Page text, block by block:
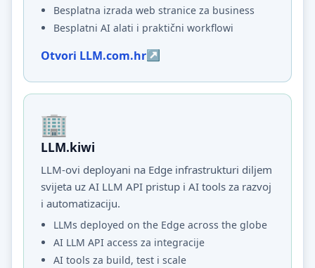
Besplatna izrada web stranice za business
Besplatni AI alati i praktični workflowi
Otvori LLM.com.hr
LLM.kiwi
LLM-ovi deployani na Edge infrastrukturi diljem
svijeta uz AI LLM API pristup i AI tools za razvoj
i automatizaciju.
LLMs deployed on the Edge across the globe
AI LLM API access za integracije
AI tools za build, test i scale